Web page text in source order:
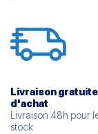
Livraison
d'achat
Livraison 48h pour
stock